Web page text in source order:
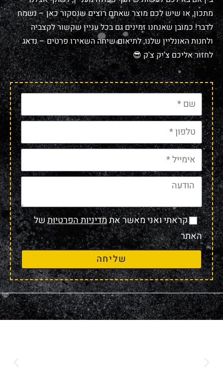
מתכון, או שיש לכם מוצר שאתם רוצים שנסקור כאן – נשמח
לדבר! כמובן שאנחנו זמינים גם בכל עניין שקשור לקצביה
ולחנות האונליין שלנו, לתיאום שיחה השאירו פרטים – נדאג
לחזור אליכם צ'יק צ'ק 😎
קראתי ואני מאשר אתמדיניות הפרטיותשל
האתר
שליחה